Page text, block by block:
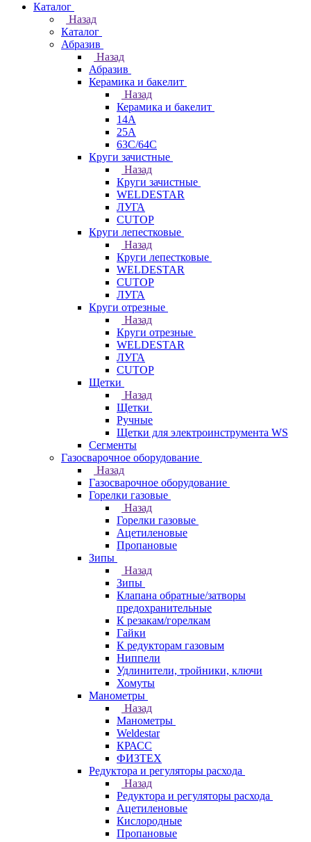
Каталог
Назад
Каталог
Абразив
Назад
Абразив
Керамика и бакелит
Назад
Керамика и бакелит
14А
25А
63С/64С
Круги зачистные
Назад
Круги зачистные
WELDESTAR
ЛУГА
CUTOP
Круги лепестковые
Назад
Круги лепестковые
WELDESTAR
CUTOP
ЛУГА
Круги отрезные
Назад
Круги отрезные
WELDESTAR
ЛУГА
CUTOP
Щетки
Назад
Щетки
Ручные
Щетки для электроинструмента WS
Сегменты
Газосварочное оборудование
Назад
Газосварочное оборудование
Горелки газовые
Назад
Горелки газовые
Ацетиленовые
Пропановые
Зипы
Назад
Зипы
Клапана обратные/затворы
предохранительные
К резакам/горелкам
Гайки
К редукторам газовым
Ниппели
Удлинители, тройники, ключи
Хомуты
Манометры
Назад
Манометры
Weldestar
КРАСС
ФИЗТЕХ
Редуктора и регуляторы расхода
Назад
Редуктора и регуляторы расхода
Ацетиленовые
Кислородные
Пропановые